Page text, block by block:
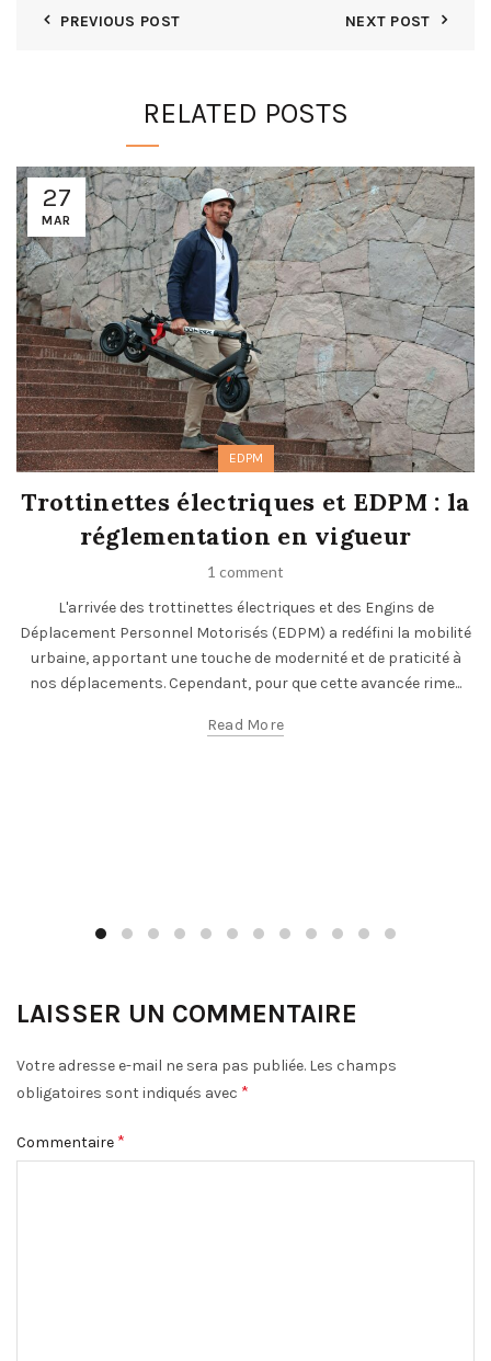
PREVIOUS POST NEXT POST
RELATED POSTS
27
MAR
EDPM
Trottinettes électriques et EDPM : la
réglementation en vigueur
1 comment
L'arrivée des trottinettes électriques et des Engins de
Déplacement Personnel Motorisés (EDPM) a redéfini la mobilité
urbaine, apportant une touche de modernité et de praticité à
nos déplacements. Cependant, pour que cette avancée rime...
Read More
LAISSER UN COMMENTAIRE
Votre adresse e-mail ne sera pas publiée. Les champs
obligatoires sont indiqués avec *
Commentaire *